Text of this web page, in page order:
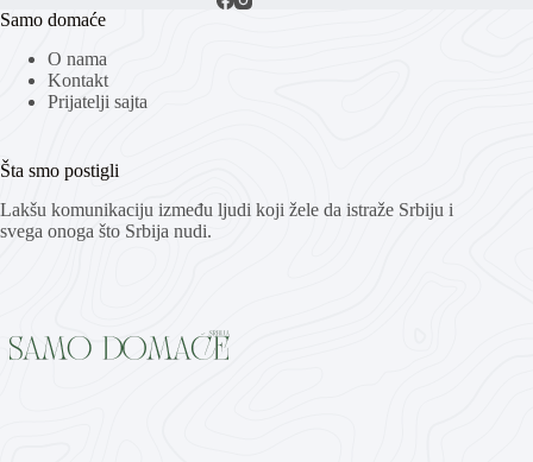
Samo domaće
O nama
Kontakt
Prijatelji sajta
Šta smo postigli
Lakšu komunikaciju između ljudi koji žele da istraže Srbiju i
svega onoga što Srbija nudi.